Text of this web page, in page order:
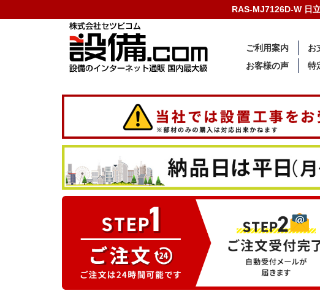
RAS-MJ7126D-W 日
ご利用案内 お
お客様の声
特